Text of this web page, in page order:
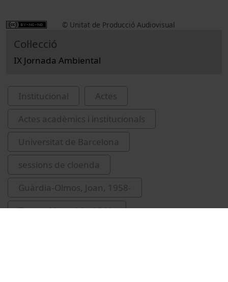
© Unitat de Producció Audiovisual
Col·lecció
IX Jornada Ambiental
Institucional
Actes
Actes acadèmics i institucionals
Universitat de Barcelona
sessions de cloenda
Guàrdia-Olmos, Joan, 1958-
Torres, Miguel A., 1941-